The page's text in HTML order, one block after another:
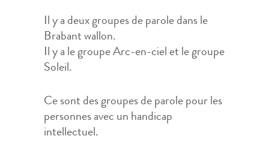
Il y a deux groupes de parole dans le
Brabant wallon.
Il y a le groupe Arc-en-ciel et le groupe
Soleil.
Ce sont des groupes de parole pour les
personnes avec un handicap
intellectuel.